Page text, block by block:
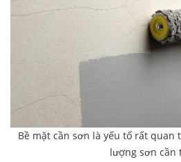
Bề mặt cần sơn là yếu tố rất quan
lượng sơn cần